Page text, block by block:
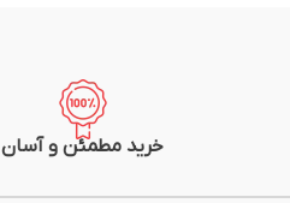
خرید مطمئن و آسان